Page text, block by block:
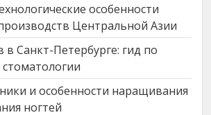
особенности
Центральной Азии
в Санкт-Петербурге: гид по
и особенности наращивания
ногтей